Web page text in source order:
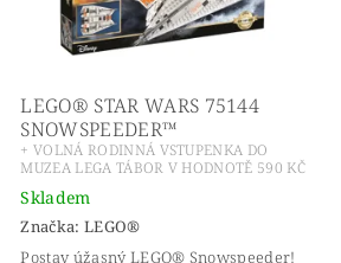
LEGO® STAR WARS 75144
SNOWSPEEDER™
+ VOLNÁ RODINNÁ VSTUPENKA DO
MUZEA LEGA TÁBOR V HODNOTĚ 590 KČ
Skladem
Značka: LEGO®
Postav úžasný LEGO® Snowspeeder!